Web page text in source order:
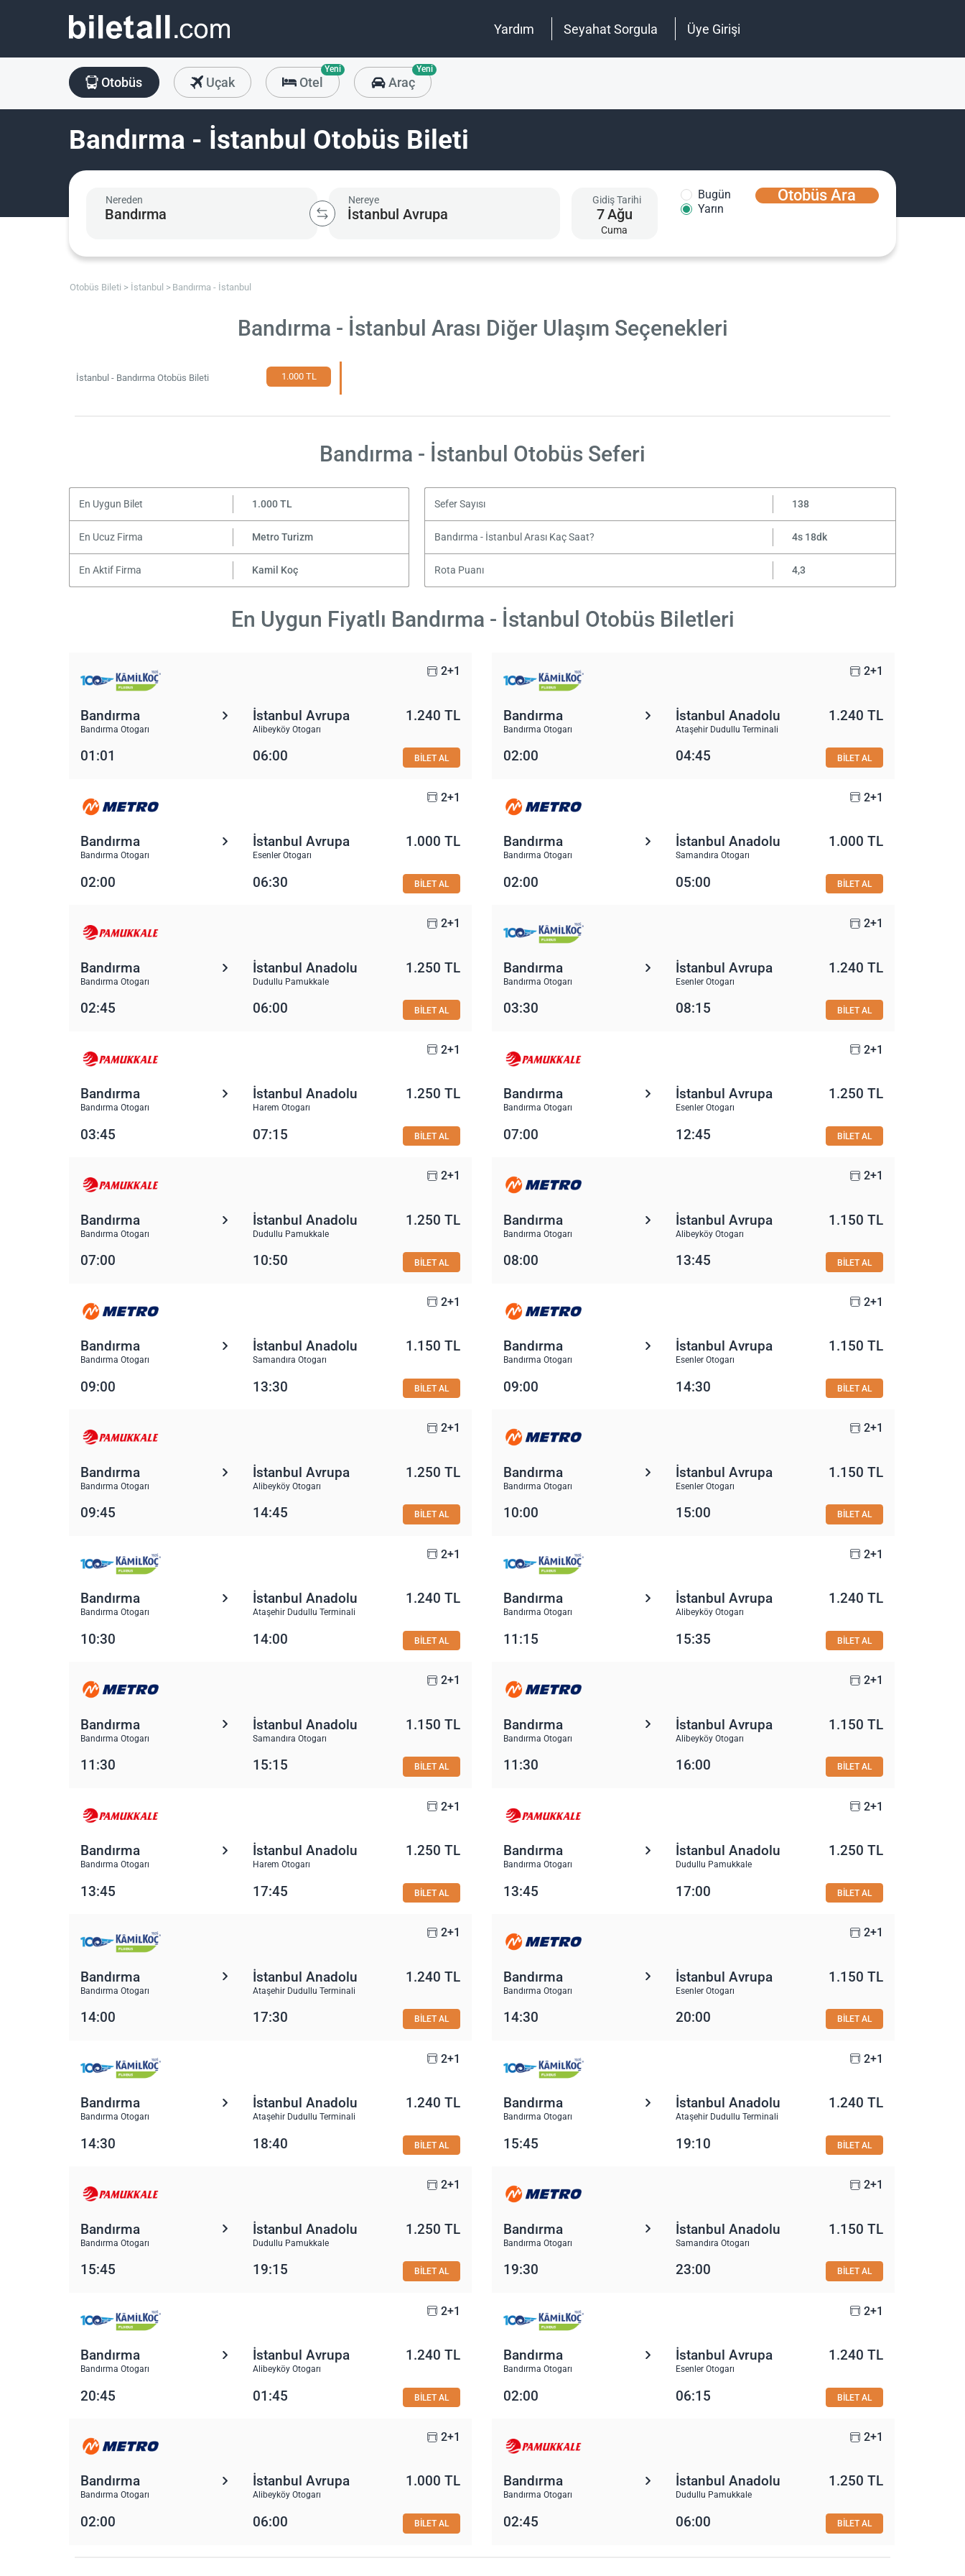
Yardım Seyahat Sorgula Üye Girişi
Otobüs Uçak Otel
Yeni
Araç
Yeni
Bandırma - İstanbul Otobüs Bileti
Nereden Nereye Gidiş Tarihi
7Ağu
Cuma
Bugün
Yarın
Otobüs Ara
Otobüs Bileti İstanbul Bandırma - İstanbul
Bandırma - İstanbul Arası Diğer Ulaşım Seçenekleri
İstanbul - Bandırma Otobüs Bileti 1.000 TL
Bandırma - İstanbul Otobüs Seferi
En Uygun Bilet 1.000 TL Sefer Sayısı 138
En Ucuz Firma Metro Turizm Bandırma - İstanbul Arası Kaç Saat? 4s 18dk
En Aktif Firma Kamil Koç Rota Puanı 4,3
En Uygun Fiyatlı Bandırma - İstanbul Otobüs Biletleri
2+1
Bandırma
Bandırma Otogarı
İstanbul Avrupa
Alibeyköy Otogarı
1.240 TL
01:01 06:00 BİLET AL
2+1
Bandırma
Bandırma Otogarı
İstanbul Anadolu
Ataşehir Dudullu Terminali
1.240 TL
02:00 04:45 BİLET AL
2+1
Bandırma
Bandırma Otogarı
İstanbul Avrupa
Esenler Otogarı
1.000 TL
02:00 06:30 BİLET AL
2+1
Bandırma
Bandırma Otogarı
İstanbul Anadolu
Samandıra Otogarı
1.000 TL
02:00 05:00 BİLET AL
2+1
Bandırma
Bandırma Otogarı
İstanbul Anadolu
Dudullu Pamukkale
1.250 TL
02:45 06:00 BİLET AL
2+1
Bandırma
Bandırma Otogarı
İstanbul Avrupa
Esenler Otogarı
1.240 TL
03:30 08:15 BİLET AL
2+1
Bandırma
Bandırma Otogarı
İstanbul Anadolu
Harem Otogarı
1.250 TL
03:45 07:15 BİLET AL
2+1
Bandırma
Bandırma Otogarı
İstanbul Avrupa
Esenler Otogarı
1.250 TL
07:00 12:45 BİLET AL
2+1
Bandırma
Bandırma Otogarı
İstanbul Anadolu
Dudullu Pamukkale
1.250 TL
07:00 10:50 BİLET AL
2+1
Bandırma
Bandırma Otogarı
İstanbul Avrupa
Alibeyköy Otogarı
1.150 TL
08:00 13:45 BİLET AL
2+1
Bandırma
Bandırma Otogarı
İstanbul Anadolu
Samandıra Otogarı
1.150 TL
09:00 13:30 BİLET AL
2+1
Bandırma
Bandırma Otogarı
İstanbul Avrupa
Esenler Otogarı
1.150 TL
09:00 14:30 BİLET AL
2+1
Bandırma
Bandırma Otogarı
İstanbul Avrupa
Alibeyköy Otogarı
1.250 TL
09:45 14:45 BİLET AL
2+1
Bandırma
Bandırma Otogarı
İstanbul Avrupa
Esenler Otogarı
1.150 TL
10:00 15:00 BİLET AL
2+1
Bandırma
Bandırma Otogarı
İstanbul Anadolu
Ataşehir Dudullu Terminali
1.240 TL
10:30 14:00 BİLET AL
2+1
Bandırma
Bandırma Otogarı
İstanbul Avrupa
Alibeyköy Otogarı
1.240 TL
11:15 15:35 BİLET AL
2+1
Bandırma
Bandırma Otogarı
İstanbul Anadolu
Samandıra Otogarı
1.150 TL
11:30 15:15 BİLET AL
2+1
Bandırma
Bandırma Otogarı
İstanbul Avrupa
Alibeyköy Otogarı
1.150 TL
11:30 16:00 BİLET AL
2+1
Bandırma
Bandırma Otogarı
İstanbul Anadolu
Harem Otogarı
1.250 TL
13:45 17:45 BİLET AL
2+1
Bandırma
Bandırma Otogarı
İstanbul Anadolu
Dudullu Pamukkale
1.250 TL
13:45 17:00 BİLET AL
2+1
Bandırma
Bandırma Otogarı
İstanbul Anadolu
Ataşehir Dudullu Terminali
1.240 TL
14:00 17:30 BİLET AL
2+1
Bandırma
Bandırma Otogarı
İstanbul Avrupa
Esenler Otogarı
1.150 TL
14:30 20:00 BİLET AL
2+1
Bandırma
Bandırma Otogarı
İstanbul Anadolu
Ataşehir Dudullu Terminali
1.240 TL
14:30 18:40 BİLET AL
2+1
Bandırma
Bandırma Otogarı
İstanbul Anadolu
Ataşehir Dudullu Terminali
1.240 TL
15:45 19:10 BİLET AL
2+1
Bandırma
Bandırma Otogarı
İstanbul Anadolu
Dudullu Pamukkale
1.250 TL
15:45 19:15 BİLET AL
2+1
Bandırma
Bandırma Otogarı
İstanbul Anadolu
Samandıra Otogarı
1.150 TL
19:30 23:00 BİLET AL
2+1
Bandırma
Bandırma Otogarı
İstanbul Avrupa
Alibeyköy Otogarı
1.240 TL
20:45 01:45 BİLET AL
2+1
Bandırma
Bandırma Otogarı
İstanbul Avrupa
Esenler Otogarı
1.240 TL
02:00 06:15 BİLET AL
2+1
Bandırma
Bandırma Otogarı
İstanbul Avrupa
Alibeyköy Otogarı
1.000 TL
02:00 06:00 BİLET AL
2+1
Bandırma
Bandırma Otogarı
İstanbul Anadolu
Dudullu Pamukkale
1.250 TL
02:45 06:00 BİLET AL